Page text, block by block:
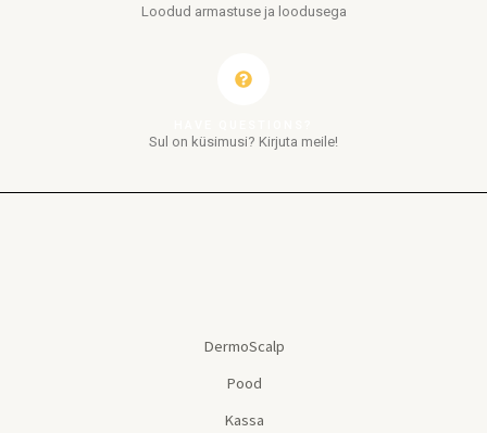
Loodud armastuse ja loodusega
Sul on küsimusi? Kirjuta meile!
DermoScalp
Pood
Kassa